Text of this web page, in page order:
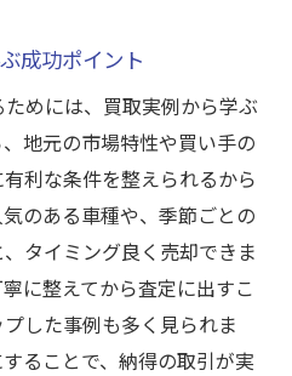
売るための知恵を伝授
北杜市の特有ポイント
を叶える具体的なコツ
賢い買取方法を紹介
取成功の秘訣とは
取にどう影響するか解説
た買取方法の工夫を紹介
杜市独自のポイント分析
成功ポイント
めには、買取実例から学ぶ
地元の市場特性や買い手の
利な条件を整えられるから
のある車種や、季節ごとの
タイミング良く売却できま
に整えてから査定に出すこ
した事例も多く見られま
ることで、納得の取引が実